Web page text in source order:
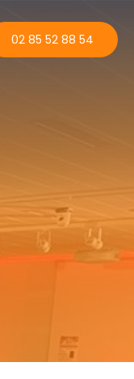
02 85 52 88 54